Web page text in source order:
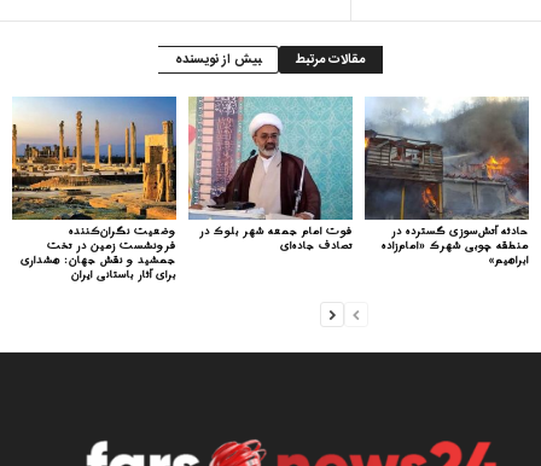
مقالات مرتبط بیش از نویسنده
وضعیت نگران‌کننده
فرونشست زمین در تخت
جمشید و نقش جهان: هشداری
برای آثار باستانی ایران
فوت امام جمعه شهر بلوک در
تصادف جاده‌ای
حادثه آتش‌سوزی گسترده در
منطقه چوبی شهرک «امام‌زاده
ابراهیم»